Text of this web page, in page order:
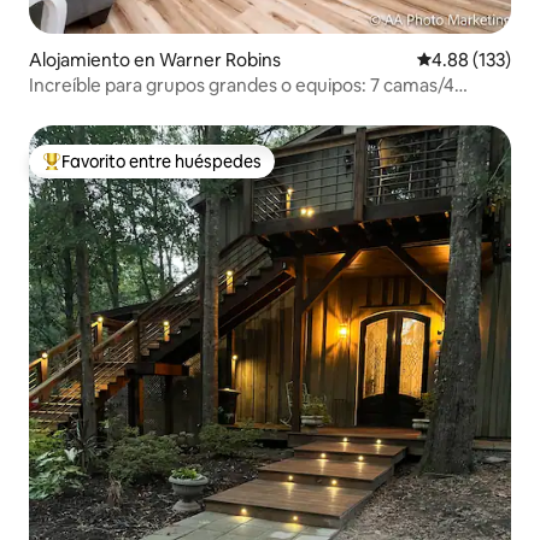
Alojamiento en Warner Robins Calificación
4.88 (133)
Increíble para grupos grandes o equipos: 7 camas/4
Favorito entre huéspedes preferido
Favorito entre huéspedes